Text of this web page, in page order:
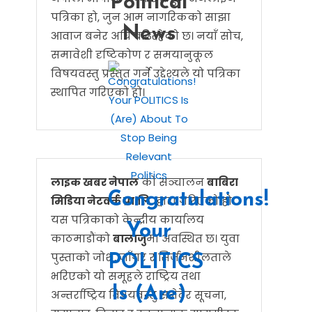
पत्रिका हो, जुन आम नागरिकको साझा
आवाज बनेर अघि बढिरहेको छ। नयाँ सोच,
समावेशी दृष्टिकोण र समयानुकूल
विषयवस्तु प्रस्तुत गर्ने उद्देश्यले यो पत्रिका
स्थापित गरिएको हो।
लाइक खबर नेपालको सञ्चालनबाबिरा
मिडिया नेटवर्क प्रा.लि.द्वारा गरिएको हो।
यस पत्रिकाको केन्द्रीय कार्यालय
काठमाडौंकोबालाजुमा अवस्थित छ। युवा
पुस्ताको जोश, जाँगर र सिर्जनशीलताले
भरिएको यो समूहले राष्ट्रिय तथा
अन्तर्राष्ट्रिय विषयवस्तु समेटेर सूचना,
News
Politics
Congratulations!
Your
POLITICS
Is (Are)